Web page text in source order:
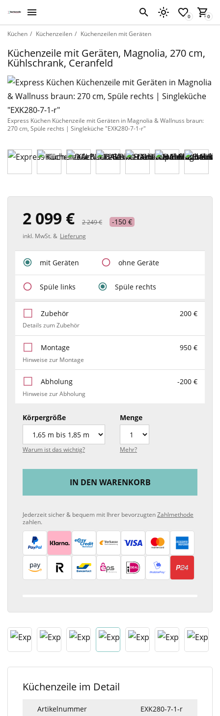
Küchen Küchenzeilen Küchenzeilen mit Geräten
Küchenzeile mit Geräten, Magnolia, 270 cm,
Kühlschrank, Ceranfeld
Express Küchen Küchenzeile mit Geräten in Magnolia & Wallnuss braun:
270 cm, Spüle rechts | Singleküche "EXK280-7-1-r"
2 099 € 2 249 € -150 €
inkl. MwSt. & Lieferung
mit Geräten ohne Geräte
Spüle links Spüle rechts
Zubehör 200 €
Details zum Zubehör
Montage 950 €
Hinweise zur Montage
Abholung -200 €
Hinweise zur Abholung
Körpergröße
Warum ist das wichtig?
Menge
Mehr?
IN DEN WARENKORB
Jederzeit sicher & bequem mit Ihrer bevorzugtenZahlmethode
zahlen.
Küchenzeile im Detail
Artikelnummer EXK280-7-1-r